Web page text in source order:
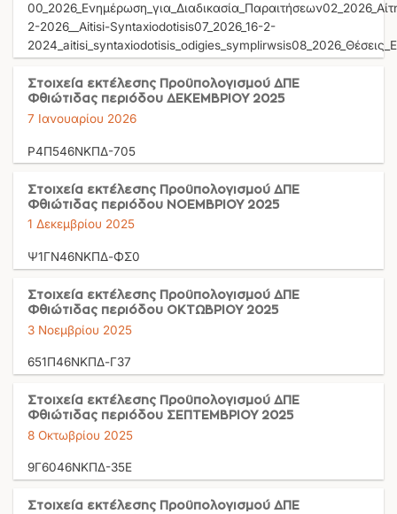
2-2026__Aitisi-Syntaxiodotisis07_2026_16-2-
Στοιχεία εκτέλεσης Προϋπολογισμού ΔΠΕ
Φθιώτιδας περιόδου ΔΕΚΕΜΒΡΙΟΥ 2025
7 Ιανουαρίου 2026
Ρ4Π546ΝΚΠΔ-705
Στοιχεία εκτέλεσης Προϋπολογισμού ΔΠΕ
Φθιώτιδας περιόδου ΝΟΕΜΒΡΙΟΥ 2025
1 Δεκεμβρίου 2025
Ψ1ΓΝ46ΝΚΠΔ-ΦΣ0
Στοιχεία εκτέλεσης Προϋπολογισμού ΔΠΕ
Φθιώτιδας περιόδου ΟΚΤΩΒΡΙΟΥ 2025
3 Νοεμβρίου 2025
651Π46ΝΚΠΔ-Γ37
Στοιχεία εκτέλεσης Προϋπολογισμού ΔΠΕ
Φθιώτιδας περιόδου ΣΕΠΤΕΜΒΡΙΟΥ 2025
8 Οκτωβρίου 2025
9Γ6046ΝΚΠΔ-35Ε
Στοιχεία εκτέλεσης Προϋπολογισμού ΔΠΕ